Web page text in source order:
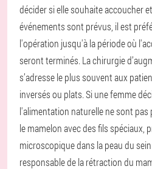
décider si elle souhaite accoucher
événements sont prévus, il est
l'opération jusqu'à la période où
seront terminés. La chirurgie
s’adresse le plus souvent aux
inversés ou plats. Si une femme
l'alimentation naturelle ne sont
le mamelon avec des fils spéciaux,
microscopique dans la peau du
responsable de la rétraction du